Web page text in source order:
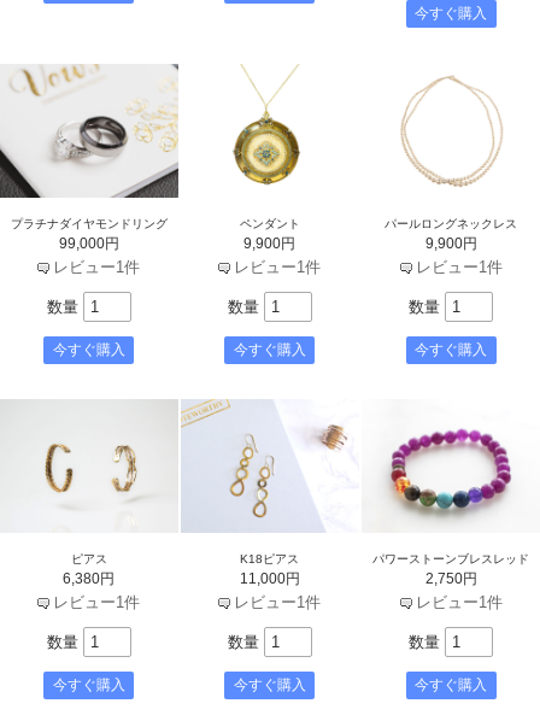
プラチナダイヤモンドリング
99,000円
レビュー1件
数量
ペンダント
9,900円
レビュー1件
数量
パールロングネックレス
9,900円
レビュー1件
数量
ピアス
6,380円
レビュー1件
数量
K18ピアス
11,000円
レビュー1件
数量
パワーストーンブレスレッド
2,750円
レビュー1件
数量